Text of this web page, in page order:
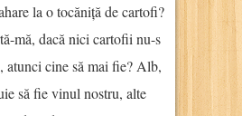
la o tocăniță de cartofi?
mă, dacă nici cartofii nu-s
atunci cine să mai fie? Alb,
să fie vinul nostru, alte